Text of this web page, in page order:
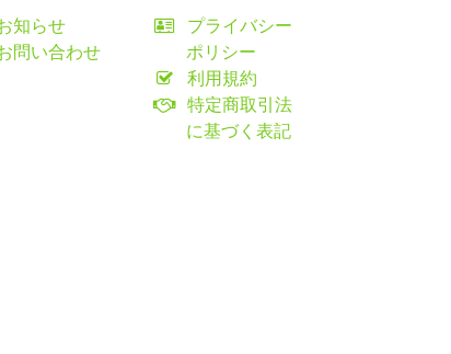
知らせ
問い合わせ
プライバシー
ポリシー
利用規約
特定商取引法
に基づく表記